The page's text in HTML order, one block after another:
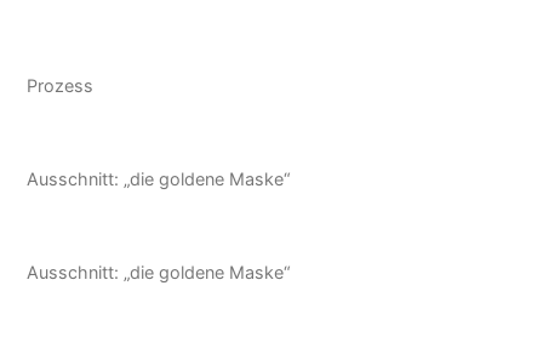
Prozess
Ausschnitt: „die goldene Maske“
Ausschnitt: „die goldene Maske“